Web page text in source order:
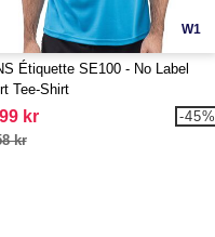
W1
Étiquette SE100 - No Label
Tee-Shirt
kr
kr
-45%